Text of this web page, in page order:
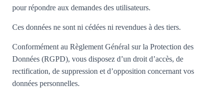
pour répondre aux demandes des utilisateurs.
Ces données ne sont ni cédées ni revendues à des tiers.
Conformément au Règlement Général sur la Protection des
Données (RGPD), vous disposez d’un droit d’accès, de
rectification, de suppression et d’opposition concernant vos
données personnelles.